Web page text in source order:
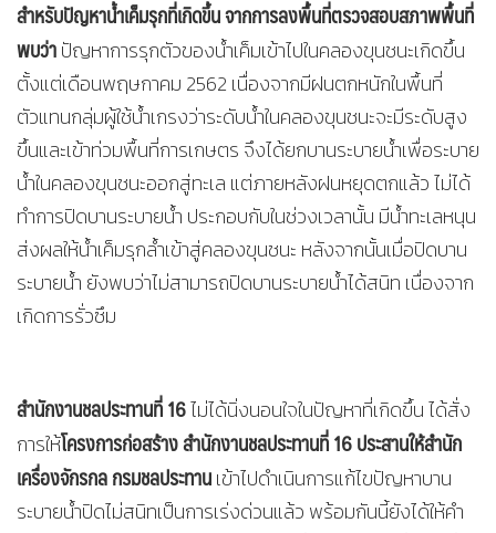
สำหรับปัญหาน้ำเค็มรุกที่เกิดขึ้น จากการลงพื้นที่ตรวจสอบสภาพพื้นที่
พบว่าปัญหาการรุกตัวของน้ำเค็มเข้าไปในคลองขุนชนะเกิดขึ้น
ตั้งแต่เดือนพฤษกาคม 2562 เนื่องจากมีฝนตกหนักในพื้นที่
ตัวแทนกลุ่มผู้ใช้น้ำเกรงว่าระดับน้ำในคลองขุนชนะจะมีระดับสูง
ขึ้นและเข้าท่วมพื้นที่การเกษตร จึงได้ยกบานระบายน้ำเพื่อระบาย
น้ำในคลองขุนชนะออกสู่ทะเล แต่ภายหลังฝนหยุดตกแล้ว ไม่ได้
ทำการปิดบานระบายน้ำ ประกอบกับในช่วงเวลานั้น มีน้ำทะเลหนุน
ส่งผลให้น้ำเค็มรุกล้ำเข้าสู่คลองขุนชนะ หลังจากนั้นเมื่อปิดบาน
ระบายน้ำ ยังพบว่าไม่สามารถปิดบานระบายน้ำได้สนิท เนื่องจาก
เกิดการรั่วซึม
สำนักงานชลประทานที่16ไม่ได้นิ่งนอนใจในปัญหาที่เกิดขึ้น ได้สั่ง
การให้โครงการก่อสร้าง สำนักงานชลประทานที่ 16 ประสานให้สำนัก
เครื่องจักรกล กรมชลประทานเข้าไปดำเนินการแก้ไขปัญหาบาน
ระบายน้ำปิดไม่สนิทเป็นการเร่งด่วนแล้ว พร้อมกันนี้ยังได้ให้คำ